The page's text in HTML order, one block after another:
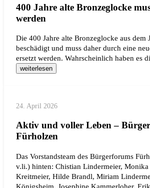
400 Jahre alte Bronzeglocke
werden
Die 400 Jahre alte Bronzeglocke aus dem
beschädigt und muss daher durch eine
ersetzt werden. Wahrscheinlich haben es
weiterlesen
24. April 2026
Aktiv und voller Leben –
Fürholzen
Das Vorstandsteam des Bürgerforums
v.li.) hinten: Chistian Lindermeier, Monika
Kreitmeier, Hilde Brandl, Miriam
Königsheim, Josephine Kammerloher,